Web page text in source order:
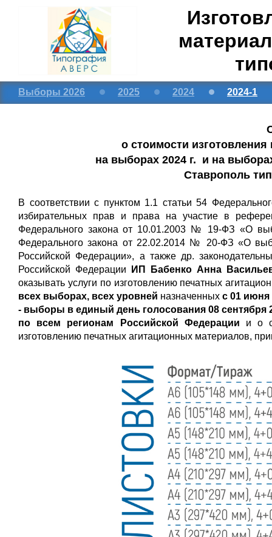
Выборы 2026 2025 2024 2024-1
о стоимости
на выборах 2024 г. и на
Ставрополь
В соответствии с пунктом 1.1 статьи 54
избирательных прав и права на участие в
Федерального закона от 10.01.2003 № 19-ФЗ «О
Федерального закона от 22.02.2014 № 20-ФЗ «О
Российской Федерации», а также др.
Российской Федерации
ИП Бабенко Анна
оказывать услуги по изготовлению печатных
всех выборах, всех уровней назначенных с 01 июня
- выборы в единый день голосования 08 сентября
по всем регионам Российской Федерации и о
изготовлению печатных агитационных материалов,